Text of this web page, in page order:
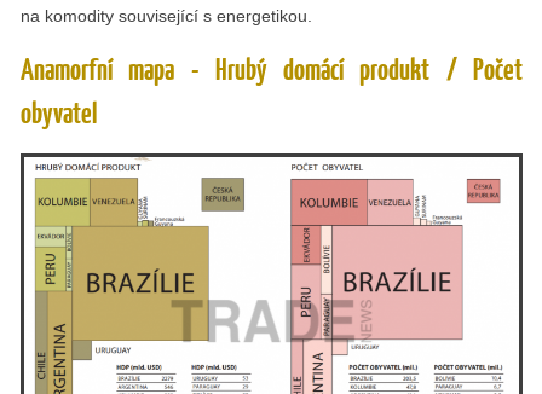
na komodity související s energetikou.
Anamorfní mapa - Hrubý domácí produkt / Počet
obyvatel